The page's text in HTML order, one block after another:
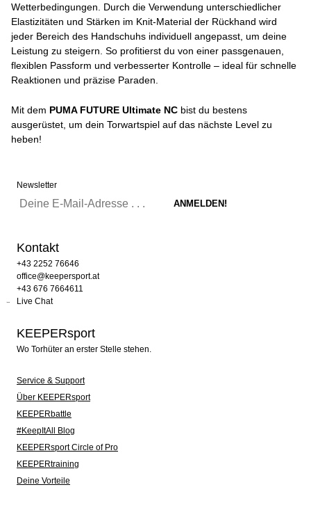
Wetterbedingungen. Durch die Verwendung unterschiedlicher
Elastizitäten und Stärken im Knit-Material der Rückhand wird
jeder Bereich des Handschuhs individuell angepasst, um deine
Leistung zu steigern. So profitierst du von einer passgenauen,
flexiblen Passform und verbesserter Kontrolle – ideal für schnelle
Reaktionen und präzise Paraden.
Mit dem PUMA FUTURE Ultimate NC bist du bestens
ausgerüstet, um dein Torwartspiel auf das nächste Level zu
heben!
Newsletter
Kontakt
+43 2252 76646
office@keepersport.at
+43 676 7664611
Live Chat
KEEPERsport
Wo Torhüter an erster Stelle stehen.
Service & Support
Über KEEPERsport
KEEPERbattle
#KeepItAll Blog
KEEPERsport Circle of Pro
KEEPERtraining
Deine Vorteile